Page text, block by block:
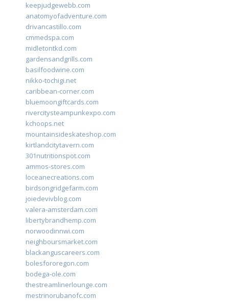
keepjudgewebb.com
anatomyofadventure.com
drivancastillo.com
cmmedspa.com
midletontkd.com
gardensandgrills.com
basilfoodwine.com
nikko-tochigi.net
caribbean-corner.com
bluemoongiftcards.com
rivercitysteampunkexpo.com
kchoops.net
mountainsideskateshop.com
kirtlandcitytavern.com
301nutritionspot.com
ammos-stores.com
loceanecreations.com
birdsongridgefarm.com
joiedevivblog.com
valera-amsterdam.com
libertybrandhemp.com
norwoodinnwi.com
neighboursmarket.com
blackanguscareers.com
bolesfororegon.com
bodega-ole.com
thestreamlinerlounge.com
mestrinorubanofc.com